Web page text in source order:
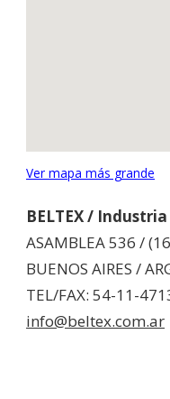
Ver mapa más grande
BELTEX /
ASAMBLEA 536 /
BUENOS AIRES /
TEL/FAX: 54-11-
info@beltex.com.ar